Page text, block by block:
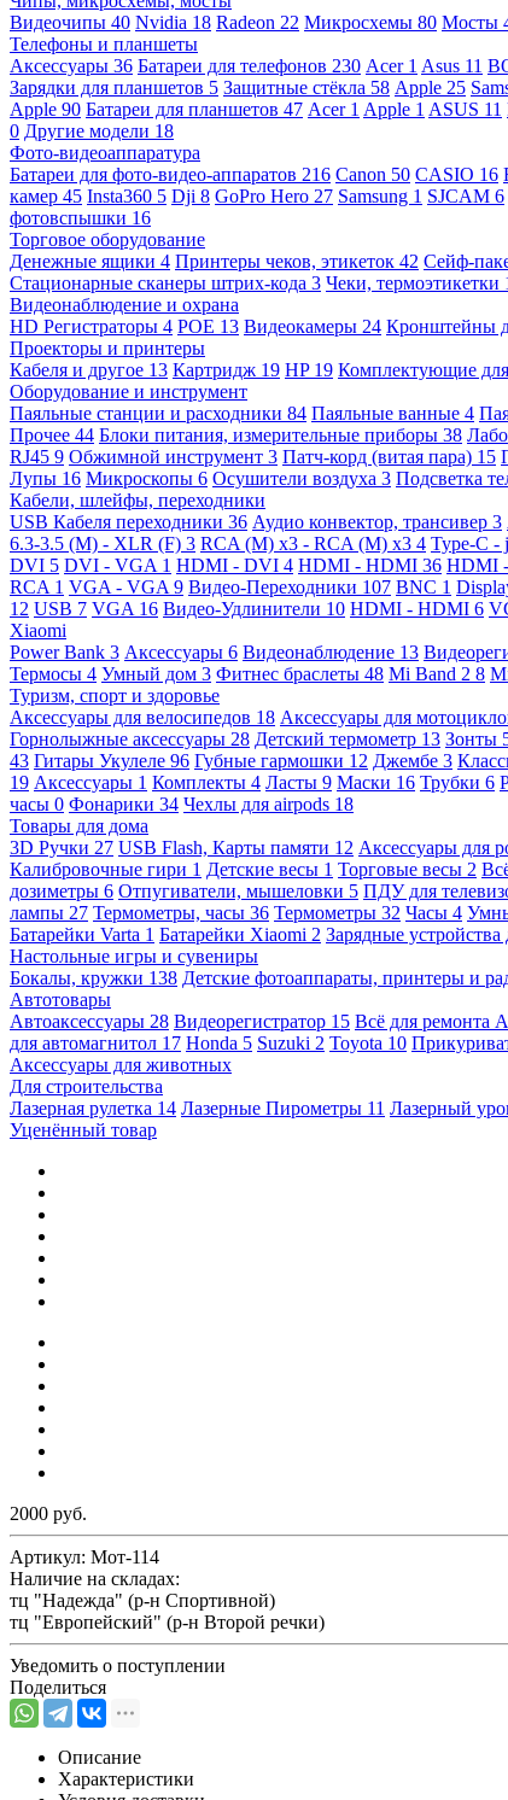
Видеочипы 40 Nvidia 18 Radeon 22 Микросхемы 80 Мосты
Телефоны и планшеты
Аксессуары 36 Батареи для телефонов 230 Acer 1 Asus 11
Зарядки для планшетов 5 Защитные стёкла 58 Apple 25
Apple 90 Батареи для планшетов 47 Acer 1 Apple 1 ASUS 11
0 Другие модели 18
Фото-видеоаппаратура
Батареи для фото-видео-аппаратов 216 Canon 50 CASIO 16
камер 45 Insta360 5 Dji 8 GoPro Hero 27 Samsung 1 SJCAM 6
фотовспышки 16
Торговое оборудование
Денежные ящики 4 Принтеры чеков, этикеток 42 Сейф-
Стационарные сканеры штрих-кода 3 Чеки, термоэтикетки
Видеонаблюдение и охрана
HD Регистраторы 4 POE 13 Видеокамеры 24 Кронштейны
Проекторы и принтеры
Кабеля и другое 13 Картридж 19 HP 19 Комплектующие
Оборудование и инструмент
Паяльные станции и расходники 84 Паяльные ванные 4
Прочее 44 Блоки питания, измерительные приборы 38
RJ45 9 Обжимной инструмент 3 Патч-корд (витая пара) 15
Лупы 16 Микроскопы 6 Осушители воздуха 3 Подсветка
Кабели, шлейфы, переходники
USB Кабеля переходники 36 Аудио конвектор, трансивер 3
6.3-3.5 (M) - XLR (F) 3 RCA (M) x3 - RCA (M) x3 4 Type-C -
DVI 5 DVI - VGA 1 HDMI - DVI 4 HDMI - HDMI 36 HDMI
RCA 1 VGA - VGA 9 Видео-Переходники 107 BNC 1
12 USB 7 VGA 16 Видео-Удлинители 10 HDMI - HDMI 6
Xiaomi
Power Bank 3 Аксессуары 6 Видеонаблюдение 13
Термосы 4 Умный дом 3 Фитнес браслеты 48 Mi Band 2 8
Туризм, спорт и здоровье
Аксессуары для велосипедов 18 Аксессуары для
Горнолыжные аксессуары 28 Детский термометр 13 Зонты
43 Гитары Укулеле 96 Губные гармошки 12 Джембе 3
19 Аксессуары 1 Комплекты 4 Ласты 9 Маски 16 Трубки 6
часы 0 Фонарики 34 Чехлы для airpods 18
Товары для дома
3D Ручки 27 USB Flash, Карты памяти 12 Аксессуары для
Калибровочные гири 1 Детские весы 1 Торговые весы 2
дозиметры 6 Отпугиватели, мышеловки 5 ПДУ для
лампы 27 Термометры, часы 36 Термометры 32 Часы 4
Батарейки Varta 1 Батарейки Xiaomi 2 Зарядные устройства
Настольные игры и сувениры
Бокалы, кружки 138 Детские фотоаппараты, принтеры и
Автотовары
Автоаксессуары 28 Видеорегистратор 15 Всё для ремонта
для автомагнитол 17 Honda 5 Suzuki 2 Toyota 10
Аксессуары для животных
Для строительства
Лазерная рулетка 14 Лазерные Пирометры 11 Лазерный
Уценённый товар
2000 руб.
Артикул: Мот-114
Наличие на складах:
тц "Надежда" (р-н Спортивной)
тц "Европейский" (р-н Второй речки)
Уведомить о поступлении
Поделиться
Описание
Характеристики